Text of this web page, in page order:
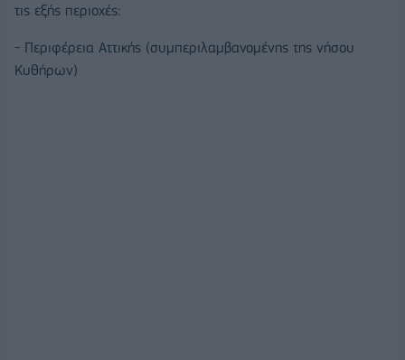
τις εξής περιοχές:
- Περιφέρεια Αττικής (συμπεριλαμβανομένης της νήσου
Κυθήρων)